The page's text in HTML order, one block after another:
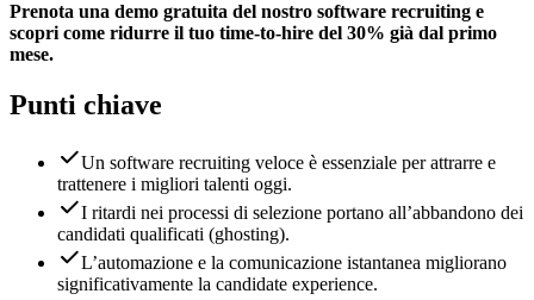
Prenota una demo gratuita del nostro software recruiting e
scopri come ridurre il tuo time-to-hire del 30% già dal primo
mese.
Punti chiave
Un software recruiting veloce è essenziale per attrarre e
trattenere i migliori talenti oggi.
I ritardi nei processi di selezione portano all’abbandono dei
candidati qualificati (ghosting).
L’automazione e la comunicazione istantanea migliorano
significativamente la candidate experience.